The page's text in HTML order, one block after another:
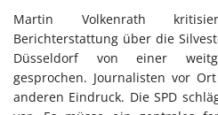
Martin Volkenrath
Berichterstattung über die
Düsseldorf von einer
gesprochen. Journalisten vor
anderen Eindruck. Die SPD